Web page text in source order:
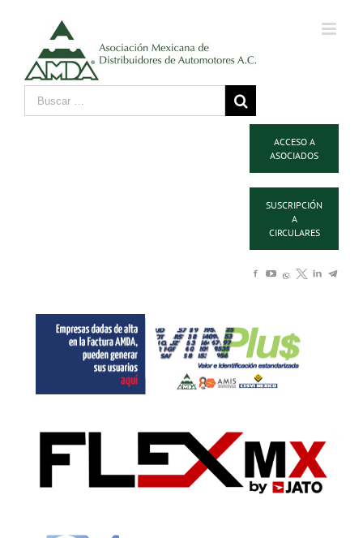
ACCESO A
ASOCIADOS
SUSCRIPCIÓN
A
CIRCULARES